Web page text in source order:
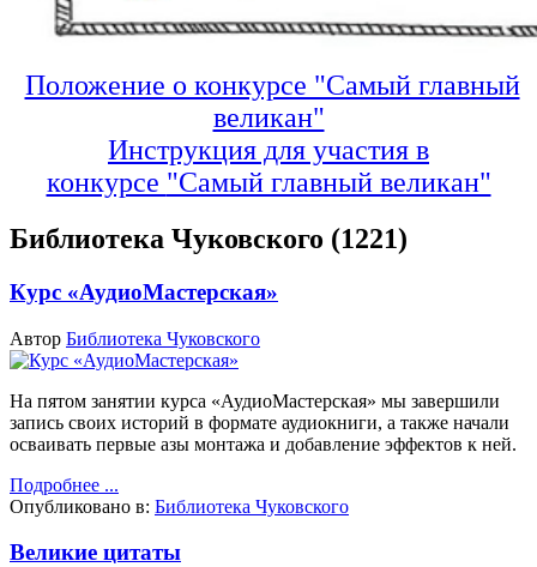
Положение о конкурсе "Самый главный
великан"
Инструкция для участия в
конкурсе "Самый главный великан"
Библиотека Чуковского (1221)
Курс «АудиоМастерская»
Автор Библиотека Чуковского
На пятом занятии курса «АудиоМастерская» мы завершили
запись своих историй в формате аудиокниги, а также начали
осваивать первые азы монтажа и добавление эффектов к ней.
Подробнее ...
Опубликовано в: Библиотека Чуковского
Великие цитаты